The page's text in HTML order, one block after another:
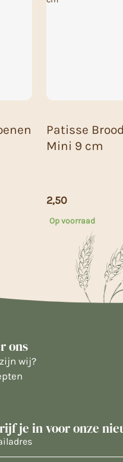
Patisse
Mini 9 cm
2,50
Op voorraad
ons
wij?
je in voor onze